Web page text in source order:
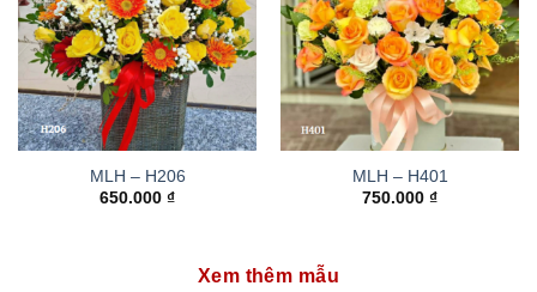
MLH – H206
650.000 ₫
MLH – H401
750.000 ₫
Xem thêm mẫu